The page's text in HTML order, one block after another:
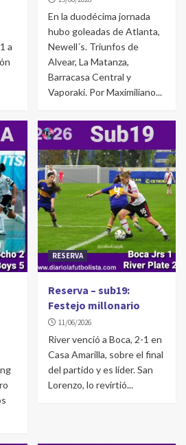
a
En la duodécima jornada
hubo goleadas de Atlanta,
Newell´s. Triunfos de
Alvear, La Matanza,
Barracasa Central y
Vaporaki. Por Maximiliano...
RESERVA
Reserva – sub19:
Festejo millonario
11/06/2026
River venció a Boca, 2-1 en
Casa Amarilla, sobre el final
del partido y es líder. San
Lorenzo, lo revirtió...